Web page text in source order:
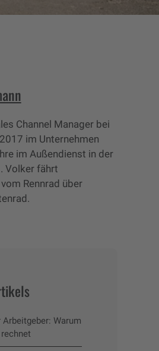
Channel Manager bei
im Unternehmen
im Außendienst in der
Volker fährt
Rennrad über
Warum